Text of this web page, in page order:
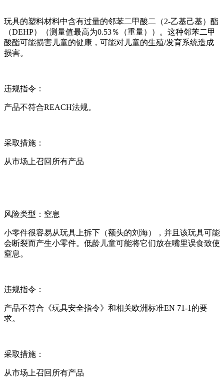
玩具的塑料材料中含有过量的邻苯二甲酸二（2-乙基己基）酯
（DEHP）（测量值最高为0.53％（重量））。这种邻苯二甲
酸酯可能损害儿童的健康，可能对儿童的生殖/发育系统造成
损害。
违规指令：
产品不符合REACH法规。
采取措施：
从市场上召回所有产品
风险类型：窒息
小零件很容易从玩具上拆下（额头的刘海），并且该玩具可能
会断裂而产生小零件。低龄儿童可能将它们放在嘴里误食致使
窒息。
违规指令：
产品不符合《玩具安全指令》和相关欧洲标准EN 71-1的要
求。
采取措施：
从市场上召回所有产品